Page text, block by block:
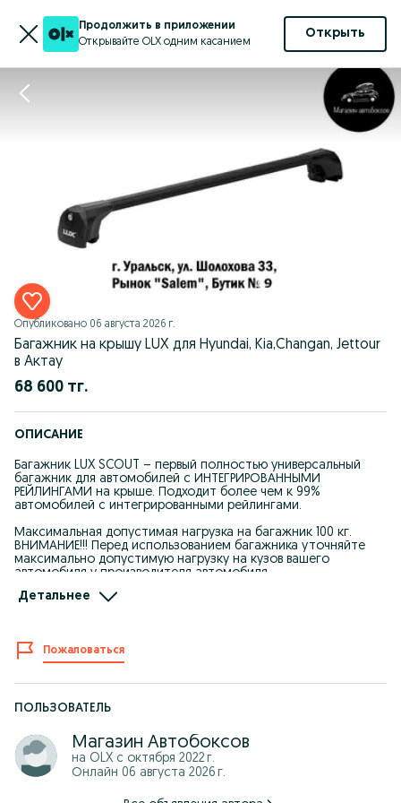
Продолжить в приложении
Открывайте OLX одним касанием
Открыть
Опубликовано 06 августа 2026 г.
Багажник на крышу LUX для Hyundai, Kia,Changan, Jettour
в Актау
68 600 тг.
ОПИСАНИЕ
Багажник LUX SCOUT – первый полностью универсальный
багажник для автомобилей с ИНТЕГРИРОВАННЫМИ
РЕЙЛИНГАМИ на крыше. Подходит более чем к 99%
автомобилей с интегрированными рейлингами.
Максимальная допустимая нагрузка на багажник 100 кг.
ВНИМАНИЕ!!! Перед использованием багажника уточняйте
максимально допустимую нагрузку на кузов вашего
автомобиля у производителя автомобиля.
Средний вес багажника 4,8 кг.
Габариты коробки: 1145 x165 x 125 мм
Режим работы: ПН-ВС: 9:00 до 18:00
Самовывоз: г. Уральск, ул. Шолохова д. 33, бутик 9, Магазин
Доставка: Бесплатная доставка по Уральску от 35 000 тн.
В регионы отправляем через ТК: СДЭК, ПЭК, КИТ или другими
Детальнее
Пожаловаться
ПОЛЬЗОВАТЕЛЬ
Магазин Автобоксов
на OLX с октября 2022 г.
Онлайн 06 августа 2026 г.